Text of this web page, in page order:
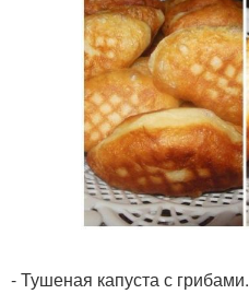
- Тушеная капуста с грибами.